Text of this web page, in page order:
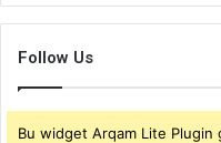
Follow Us
Bu widget Arqam Lite Plugin